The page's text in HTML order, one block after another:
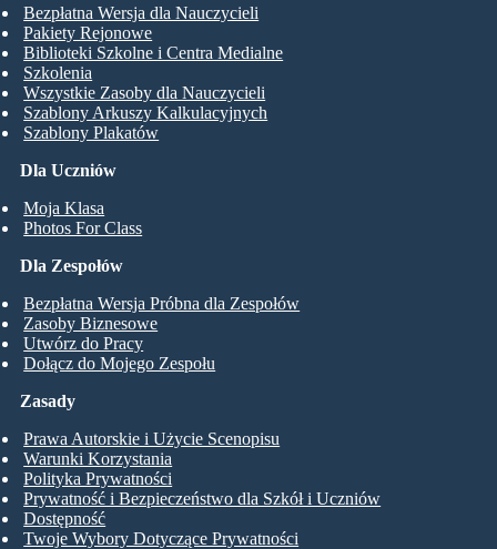
Dla Uczniów
Moja Klasa
Photos For Class
Bezpłatna Wersja dla Nauczycieli
Pakiety Rejonowe
Biblioteki Szkolne i Centra Medialne
Szkolenia
Wszystkie Zasoby dla Nauczycieli
Szablony Arkuszy Kalkulacyjnych
Szablony Plakatów
Dla Zespołów
Bezpłatna Wersja Próbna dla Zespołów
Zasoby Biznesowe
Utwórz do Pracy
Dołącz do Mojego Zespołu
Zasady
Prawa Autorskie i Użycie Scenopisu
Warunki Korzystania
Polityka Prywatności
Prywatność i Bezpieczeństwo dla Szkół i Uczniów
Dostępność
Twoje Wybory Dotyczące Prywatności